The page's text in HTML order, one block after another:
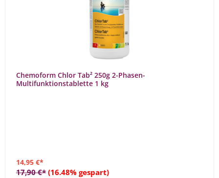
Chemoform Chlor Tab² 250g 2-Phasen-
Multifunktionstablette 1 kg
14,95 €*
17,90 €* (16.48% gespart)